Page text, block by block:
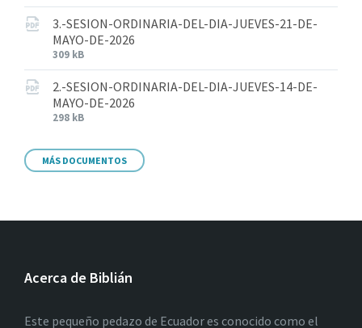
3.-SESION-ORDINARIA-DEL-DIA-JUEVES-21-DE-
MAYO-DE-2026
309 kB
2.-SESION-ORDINARIA-DEL-DIA-JUEVES-14-DE-
MAYO-DE-2026
298 kB
MÁS DOCUMENTOS
Acerca de Biblián
Este pequeño pedazo de Ecuador es conocido como el